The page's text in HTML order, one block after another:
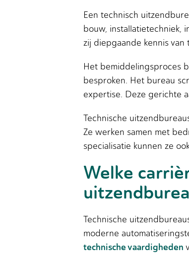
Een technisch
bouw, installatietechniek,
zij diepgaande kennis
Het bemiddelingsproces
besproken. Het bureau
expertise. Deze gerichte
Technische
Ze werken samen met
specialisatie kunnen ze
Welke
Technische
moderne
technische vaardigheden